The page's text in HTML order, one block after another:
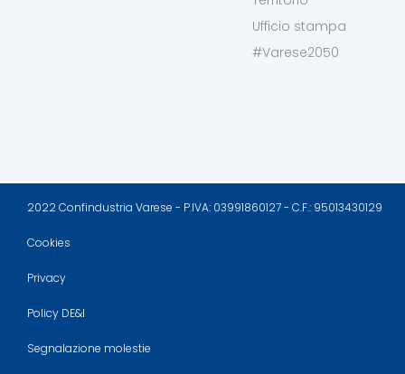
Ufficio stampa
#Varese2050
2022 Confindustria Varese - P.IVA: 03991860127 - C.F.: 95013430129
Cookies
Privacy
Policy DE&I
Segnalazione molestie